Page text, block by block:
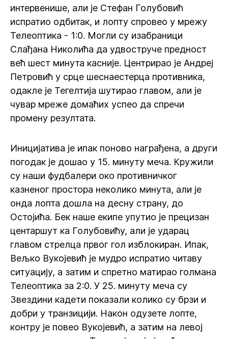
интервенише, али је Стефан Голубовић
испратио одбитак, и лопту спровео у мрежу
Телеоптика - 1:0. Могли су изабраници
Слађана Николића да удвоструче предност
већ шест минута касније. Центрирао је Андреј
Петровић у срце шеснаестерца противника,
одакле је Тегелтија шутирао главом, али је
чувар мреже домаћих успео да спречи
промену резултата.
Иницијатива је ипак поново награђена, а други
погодак је дошао у 15. минуту меча. Кружили
су наши фудбалери око противничког
казненог простора неколико минута, али је
онда лопта дошла на десну страну, до
Остојића. Бек наше екипе упутио је прецизан
центаршут ка Голубовићу, али је ударац
главом стрелца првог гол изблокиран. Ипак,
Вељко Вукојевић је мудро испратио читаву
ситуацију, а затим и спретно матирао голмана
Телеоптика за 2:0. У 25. минуту меча су
Звездини кадети показали колико су брзи и
добри у транзицији. Након одузете лопте,
контру је повео Вукојевић, а затим на левој